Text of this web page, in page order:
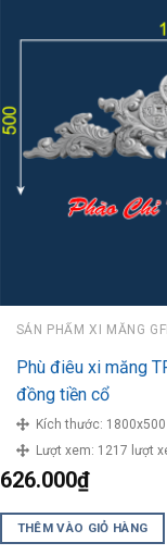
SẢN PHẨM XI MĂNG
Phù điêu xi măng
đồng tiền cổ
Kích thước: 1800x500
Lượt xem: 1217 lượt
626.000₫
THÊM VÀO GIỎ HÀNG